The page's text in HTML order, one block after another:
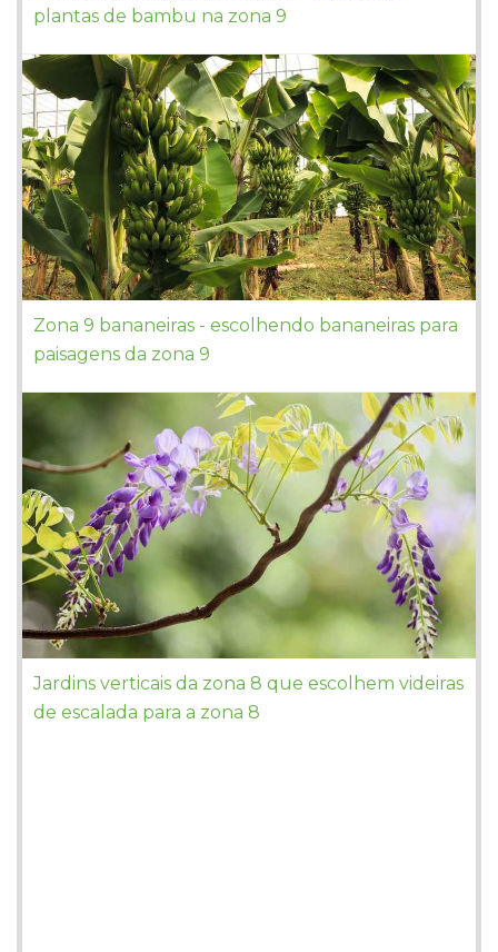
plantas de bambu na zona 9
Zona 9 bananeiras - escolhendo bananeiras para
paisagens da zona 9
Jardins verticais da zona 8 que escolhem videiras
de escalada para a zona 8